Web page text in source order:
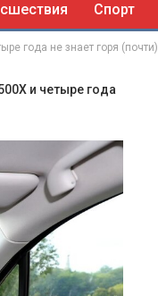
Спорт
года не знает горя (почти)
и четыре года